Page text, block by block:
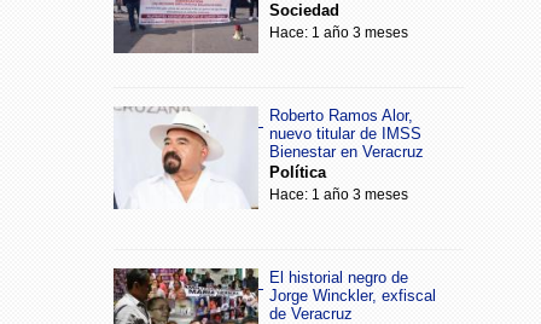
Sociedad
Hace: 1 año 3 meses
Roberto Ramos Alor,
nuevo titular de IMSS
Bienestar en Veracruz
Política
Hace: 1 año 3 meses
El historial negro de
Jorge Winckler, exfiscal
de Veracruz